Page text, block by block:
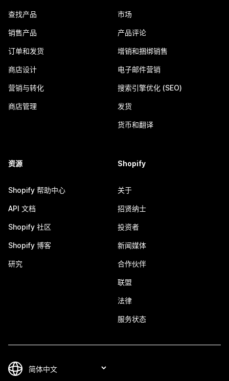
查找产品
销售产品
订单和发货
商店设计
营销与转化
商店管理
市场
产品评论
增销和捆绑销售
电子邮件营销
搜索引擎优化 (SEO)
发货
货币和翻译
资源
Shopify 帮助中心
API 文档
Shopify 社区
Shopify 博客
研究
Shopify
关于
招贤纳士
投资者
新闻媒体
合作伙伴
联盟
法律
服务状态